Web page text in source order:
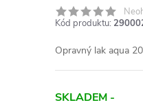
Kód produktu:
Opravný lak aqua
SKLADEM -